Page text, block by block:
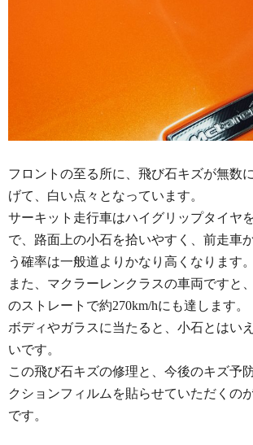
フロントの至る所に、飛び石キズが無数
げて、白い点々となっています。
サーキット走行車はハイグリップタイヤ
で、路面上の小石を拾いやすく、前走車
う確率は一般道よりかなり高くなります。
また、マクラーレンクラスの車両ですと
のストレートで約270km/hにも達します
ボディやガラスに当たると、小石とはい
いです。
この飛び石キズの修理と、今後のキズ予
クションフィルムを貼らせていただくの
です。